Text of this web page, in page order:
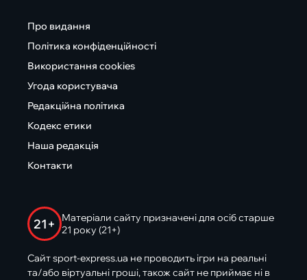
Про видання
Політика конфіденційності
Використання cookies
Угода користувача
Редакційна політика
Кодекс етики
Наша редакція
Контакти
21+
Матеріали сайту призначені для осіб старше
21 року (21+)
Сайт sport-express.ua не проводить ігри на реальні
та/або віртуальні гроші, також сайт не приймає ні в